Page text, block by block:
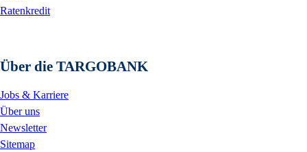
Ratenkredit
Über die TARGOBANK
Jobs & Karriere
Über uns
Newsletter
Sitemap